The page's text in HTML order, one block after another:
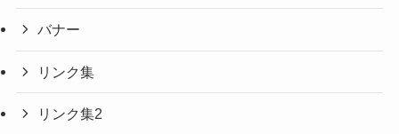
バナー
リンク集
リンク集2